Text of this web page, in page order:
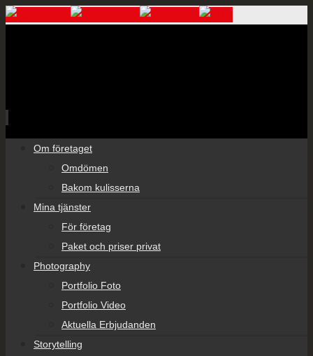
Om företaget
Omdömen
Bakom kulisserna
Mina tjänster
För företag
Paket och priser privat
Photography
Portfolio Foto
Portfolio Video
Aktuella Erbjudanden
Storytelling